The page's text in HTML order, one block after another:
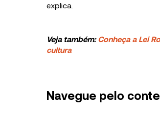
explica.
Veja também:Conheça a Lei
cultura
Navegue pelo